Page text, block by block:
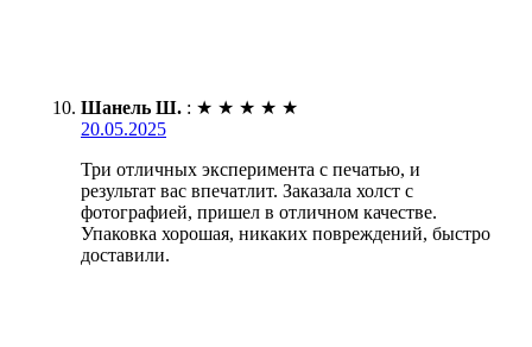
Шанель Ш. : ★ ★ ★ ★ ★
20.05.2025
Три отличных эксперимента с печатью, и
результат вас впечатлит. Заказала холст с
фотографией, пришел в отличном качестве.
Упаковка хорошая, никаких повреждений, быстро
доставили.